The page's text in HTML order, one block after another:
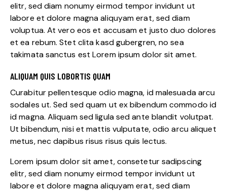
elitr, sed diam nonumy eirmod tempor invidunt ut
labore et dolore magna aliquyam erat, sed diam
voluptua. At vero eos et accusam et justo duo dolores
et ea rebum. Stet clita kasd gubergren, no sea
takimata sanctus est Lorem ipsum dolor sit amet.
ALIQUAM QUIS LOBORTIS QUAM
Curabitur pellentesque odio magna, id malesuada arcu
sodales ut. Sed sed quam ut ex bibendum commodo id
id magna. Aliquam sed ligula sed ante blandit volutpat.
Ut bibendum, nisi et mattis vulputate, odio arcu aliquet
metus, nec dapibus risus risus quis lectus.
Lorem ipsum dolor sit amet, consetetur sadipscing
elitr, sed diam nonumy eirmod tempor invidunt ut
labore et dolore magna aliquyam erat, sed diam